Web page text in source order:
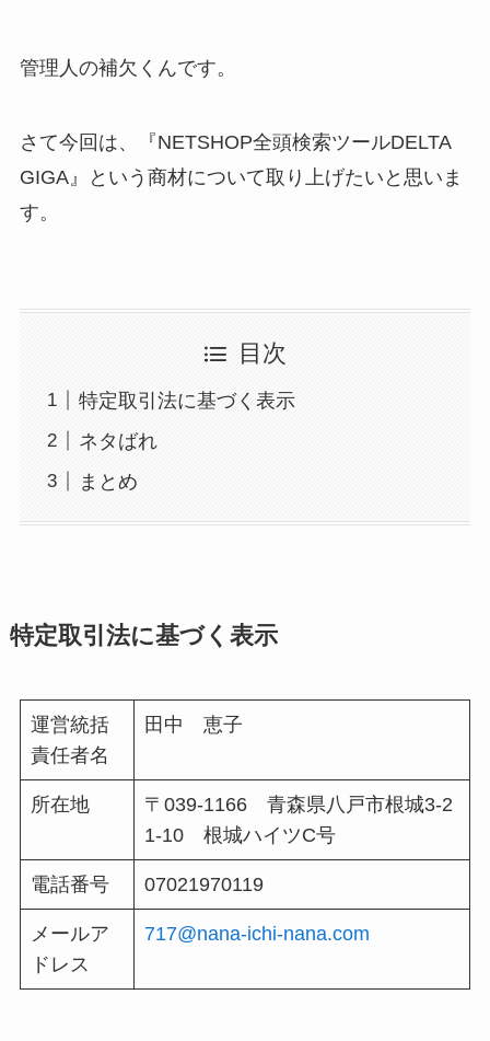
管理人の補欠くんです。
さて今回は、『NETSHOP全頭検索ツールDELTA
GIGA』という商材について取り上げたいと思いま
す。
目次
特定取引法に基づく表示
ネタばれ
まとめ
特定取引法に基づく表示
運営統括
責任者名
田中 恵子
所在地
〒039-1166 青森県八戸市根城3-2
1-10 根城ハイツC号
電話番号 07021970119
メールア
ドレス
717@nana-ichi-nana.com